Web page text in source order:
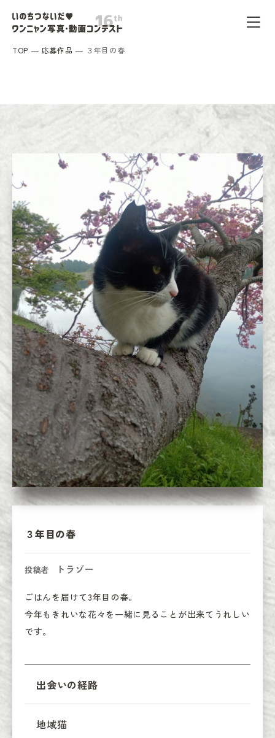
TOP 応募作品 ３年目の春
３年目の春
投稿者 トラゾー
ごはんを届けて3年目の春。
今年もきれいな花々を一緒に見ることが出来てうれしい
です。
出会いの経路
地域猫